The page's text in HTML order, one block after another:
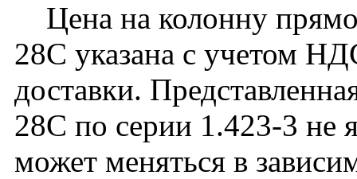
Цена на колонну
28C указана с учетом
доставки.
28C по серии 1.423-3 не
может меняться в